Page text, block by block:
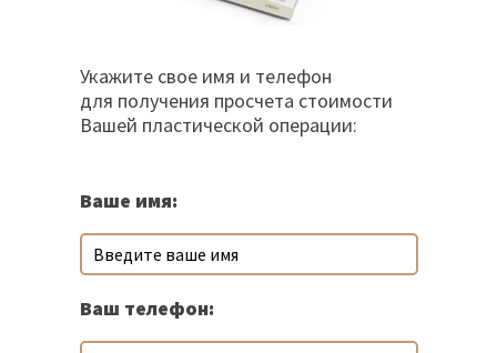
Укажите свое имя и телефон
для получения просчета стоимости
Вашей пластической операции:
Ваше имя:
Ваш телефон: